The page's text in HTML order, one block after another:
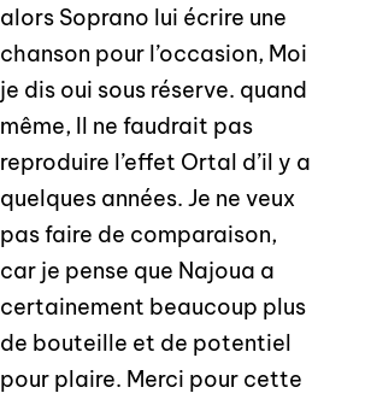
alors Soprano lui écrire une
chanson pour l’occasion, Moi
je dis oui sous réserve. quand
même, Il ne faudrait pas
reproduire l’effet Ortal d’il y a
quelques années. Je ne veux
pas faire de comparaison,
car je pense que Najoua a
certainement beaucoup plus
de bouteille et de potentiel
pour plaire. Merci pour cette